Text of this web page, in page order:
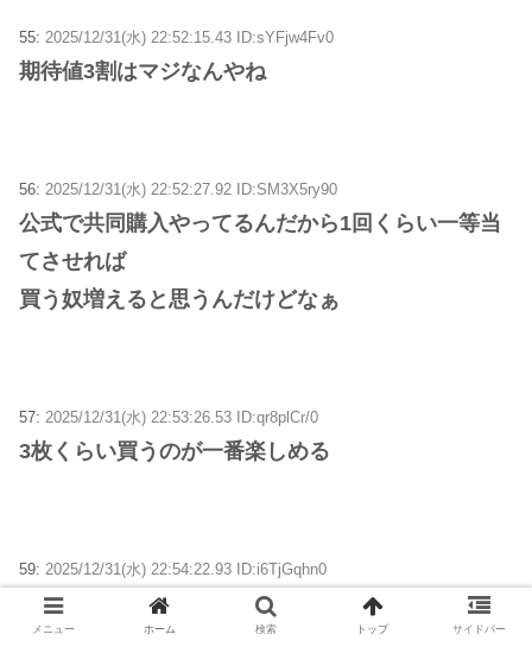
55: 2025/12/31(水) 22:52:15.43 ID:sYFjw4Fv0
期待値3割はマジなんやね
56: 2025/12/31(水) 22:52:27.92 ID:SM3X5ry90
公式で共同購入やってるんだから1回くらい一等当
てさせれば
買う奴増えると思うんだけどなぁ
57: 2025/12/31(水) 22:53:26.53 ID:qr8plCr/0
3枚くらい買うのが一番楽しめる
59: 2025/12/31(水) 22:54:22.93 ID:i6TjGqhn0
30％弱返ってきてるなら大勝じゃね？
普通10枚買っても300円しか当たらんやん
メニュー ホーム 検索 トップ サイドバー